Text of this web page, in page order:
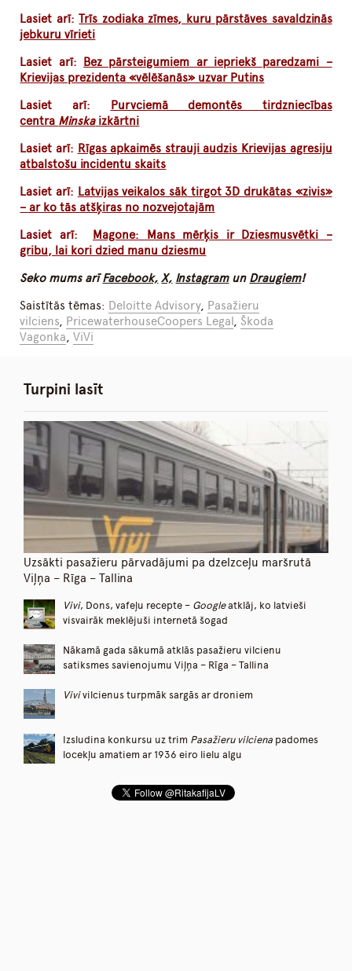
Lasiet arī:Trīs zodiaka zīmes, kuru pārstāves savaldzinās
jebkuru vīrieti
Lasiet arī:
Bez pārsteigumiem ar iepriekš paredzami –
Krievijas prezidenta «vēlēšanās» uzvar Putins
Lasiet arī:
Purvciemā demontēs tirdzniecības
centra Minskaizkārtni
Lasiet arī: Rīgas apkaimēs strauji audzis Krievijas agresiju
atbalstošu incidentu skaits
Lasiet arī: Latvijas veikalos sāk tirgot 3D drukātas «zivis»
– ar ko tās atšķiras no nozvejotajām
Lasiet arī:
Magone: Mans mērķis ir Dziesmusvētki –
gribu, lai kori dzied manu dziesmu
Seko mums arīFacebook, X, Instagramun Draugiem!
Saistītās tēmas: Deloitte Advisory, Pasažieru
vilciens, PricewaterhouseCoopers Legal ,Škoda
Vagonka,ViVi
Turpini lasīt
Uzsākti pasažieru pārvadājumi pa dzelzceļu maršrutā
Viļņa – Rīga – Tallina
Vivi, Dons, vafeļu recepte – Googleatklāj, ko latvieši
visvairāk meklējuši internetā šogad
Nākamā gada sākumā atklās pasažieru vilcienu
satiksmes savienojumu Viļņa – Rīga – Tallina
Vivivilcienus turpmāk sargās ar droniem
Izsludina konkursu uz trim Pasažieru vilciena padomes
locekļu amatiem ar 1936 eiro lielu algu